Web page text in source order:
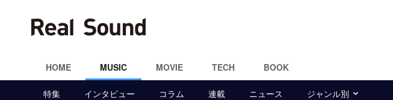
HOME MUSIC MOVIE TECH BOOK
特集 インタビュー コラム 連載 ニュース ジャンル別